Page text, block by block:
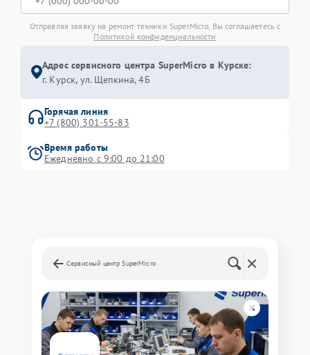
Отправляя заявку на ремонт техники SuperMicro, Вы соглашаетесь с
Политикой конфиденциальности
Адрес сервисного центра SuperMicro в Курске:
г. Курск, ул. Щепкина, 4Б
Горячая линия
+7 (800) 301-55-83
Время работы
Ежедневно с 9:00 до 21:00
Сервисный центр SuperMicro